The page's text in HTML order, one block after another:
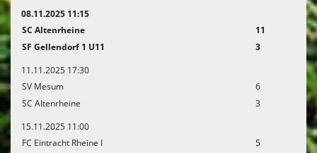
08.11.2025 11:15
SC Altenrheine
11
SF Gellendorf 1 U11
3
11.11.2025 17:30
SV Mesum
6
SC Altenrheine
3
15.11.2025 11:00
FC Eintracht Rheine I
5